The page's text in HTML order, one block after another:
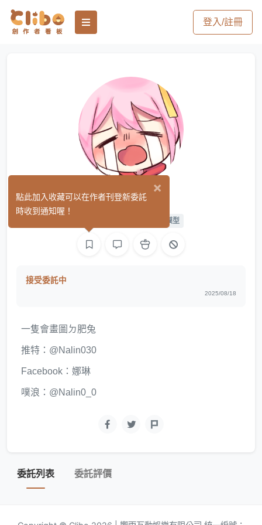
登入/註冊
娜琳 (0)
L2D 模型
接受委託中
2025/08/18
一隻會畫圖ㄉ肥兔
推特： @Nalin030
Facebook：娜琳
噗浪：@Nalin0_0
委託列表 委託評價
×
點此加入收藏可以在作者刊登新委託
時收到通知喔！